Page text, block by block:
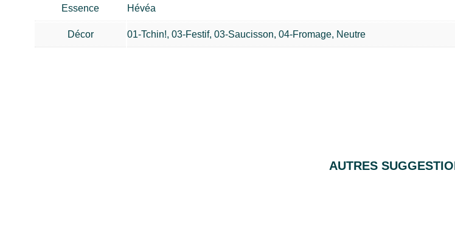
Essence Hévéa
Décor 01-Tchin!, 03-Festif, 03-Saucisson, 04-Fromage, Neutre
AUTRES